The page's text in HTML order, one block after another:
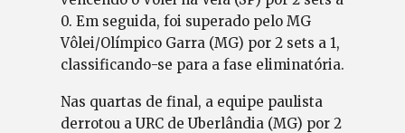
0. Em seguida, foi superado pelo MG
Vôlei/Olímpico Garra (MG) por 2 sets a 1,
classificando-se para a fase eliminatória.
Nas quartas de final, a equipe paulista
derrotou a URC de Uberlândia (MG) por 2